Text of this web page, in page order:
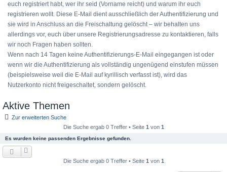
euch registriert habt, wer ihr seid (Vorname reicht) und warum ihr euch
registrieren wollt. Diese E-Mail dient ausschließlich der Authentifizierung und
sie wird in Anschluss an die Freischaltung gelöscht – wir behalten uns
allerdings vor, euch über unsere Registrierungsadresse zu kontaktieren, falls
wir noch Fragen haben sollten.
Wenn nach 14 Tagen keine Authentifizierungs-E-Mail eingegangen ist oder
wenn wir die Authentifizierung als vollständig ungenügend einstufen müssen
(beispielsweise weil die E-Mail auf kyrillisch verfasst ist), wird das
Nutzerkonto nicht freigeschaltet, sondern gelöscht.
Aktive Themen
Zur erweiterten Suche
Die Suche ergab 0 Treffer • Seite 1 von 1
Es wurden keine passenden Ergebnisse gefunden.
Die Suche ergab 0 Treffer • Seite 1 von 1